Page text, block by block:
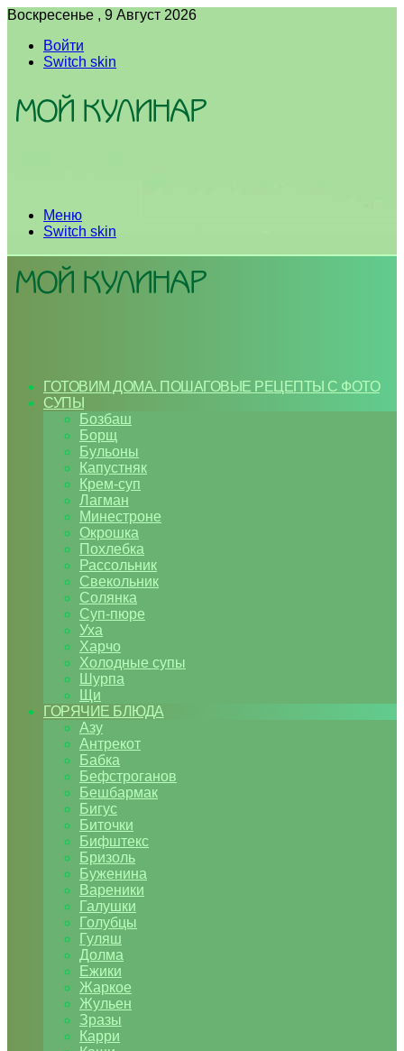
Воскресенье , 9 Август 2026
Войти
Switch skin
Меню
Switch skin
ГОТОВИМ ДОМА. ПОШАГОВЫЕ РЕЦЕПТЫ С ФОТО
СУПЫ
Бозбаш
Борщ
Бульоны
Капустняк
Крем-суп
Лагман
Минестроне
Окрошка
Похлебка
Рассольник
Свекольник
Солянка
Суп-пюре
Уха
Харчо
Холодные супы
Шурпа
Щи
ГОРЯЧИЕ БЛЮДА
Азу
Антрекот
Бабка
Бефстроганов
Бешбармак
Бигус
Биточки
Бифштекс
Бризоль
Буженина
Вареники
Галушки
Голубцы
Гуляш
Долма
Ежики
Жаркое
Жульен
Зразы
Карри